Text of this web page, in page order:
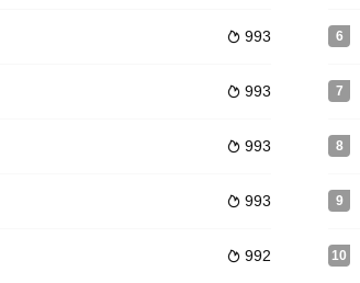
 993
 993
 993
 993
 992
6
7
8
9
10